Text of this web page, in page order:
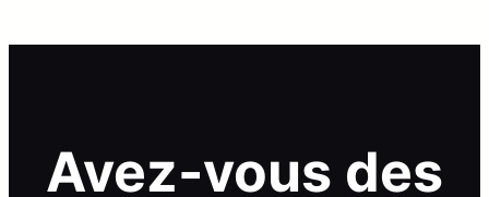
Avez-vous des